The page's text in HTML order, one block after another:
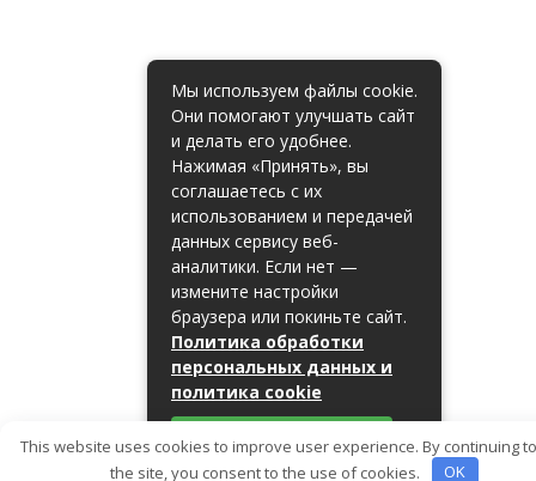
Мы используем файлы cookie.
Они помогают улучшать сайт
и делать его удобнее.
Нажимая «Принять», вы
соглашаетесь с их
использованием и передачей
данных сервису веб-
аналитики. Если нет —
измените настройки
браузера или покиньте сайт.
Политика обработки
персональных данных и
политика cookie
Принять
This website uses cookies to improve user experience. By continuing
the site, you consent to the use of cookies.
OK